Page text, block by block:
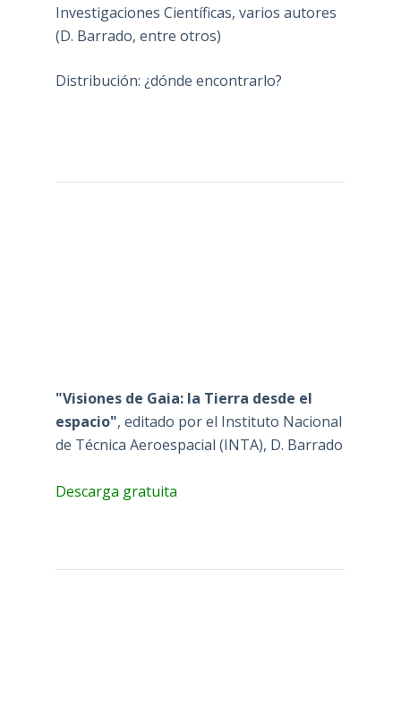
Investigaciones Científicas, varios autores
(D. Barrado, entre otros)
Distribución: ¿dónde encontrarlo?
"Visiones de Gaia: la Tierra desde el
espacio", editado por el Instituto Nacional
de Técnica Aeroespacial (INTA), D. Barrado
Descarga gratuita